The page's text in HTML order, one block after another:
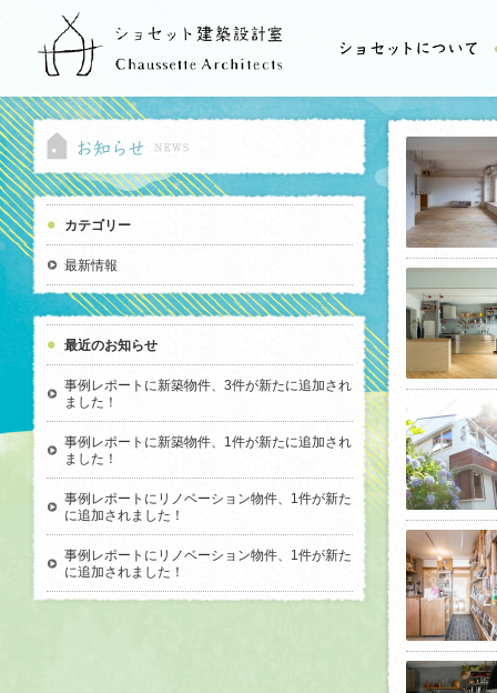
カテゴリー
最新情報
最近のお知らせ
事例レポートに新築物件、3件が新たに追加され
ました！
事例レポートに新築物件、1件が新たに追加され
ました！
事例レポートにリノベーション物件、1件が新た
に追加されました！
事例レポートにリノベーション物件、1件が新た
に追加されました！